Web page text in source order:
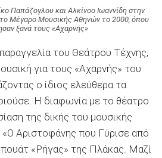
Παπάζογλου και Αλκίνοο Ιωαννίδη στην
Μέγαρο Μουσικής Αθηνών το 2000, όπου
ξανά τους «Αχαρνής»
του Θεάτρου Τέχνης,
για τους «Αχαρνής» του
ο ίδιος ελεύθερα τα
Η διαφωνία με το θέατρο
της δικής του μουσικής
Αριστοφάνης που Γύρισε από
«Ρήγας» της Πλάκας. Μαζί